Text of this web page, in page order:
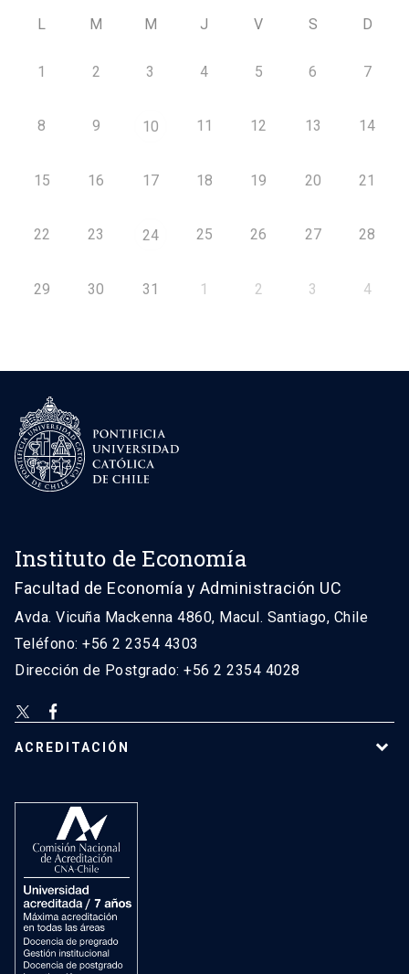
L M M J V S D
1 2 3 4 5 6 7
8 9 10 11 12 13 14
15 16 17 18 19 20 21
22 23 24 25 26 27 28
29 30 31 1 2 3 4
Instituto de Economía
Facultad de Economía y Administración UC
Avda. Vicuña Mackenna 4860, Macul. Santiago, Chile
Teléfono: +56 2 2354 4303
Dirección de Postgrado: +56 2 2354 4028
ACREDITACIÓN